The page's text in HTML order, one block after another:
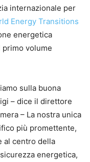
internazionale per
Energy Transitions
energetica
primo volume
sulla buona
– dice il direttore
– La nostra unica
più promettente,
al centro della
energetica,